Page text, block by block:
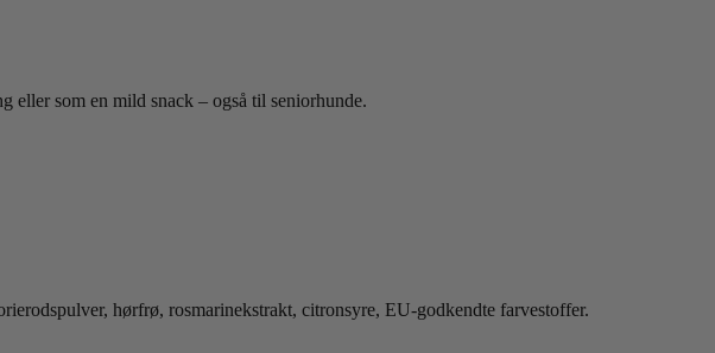
som en mild snack – også til seniorhunde.
hørfrø, rosmarinekstrakt, citronsyre, EU-godkendte farvestoffer.